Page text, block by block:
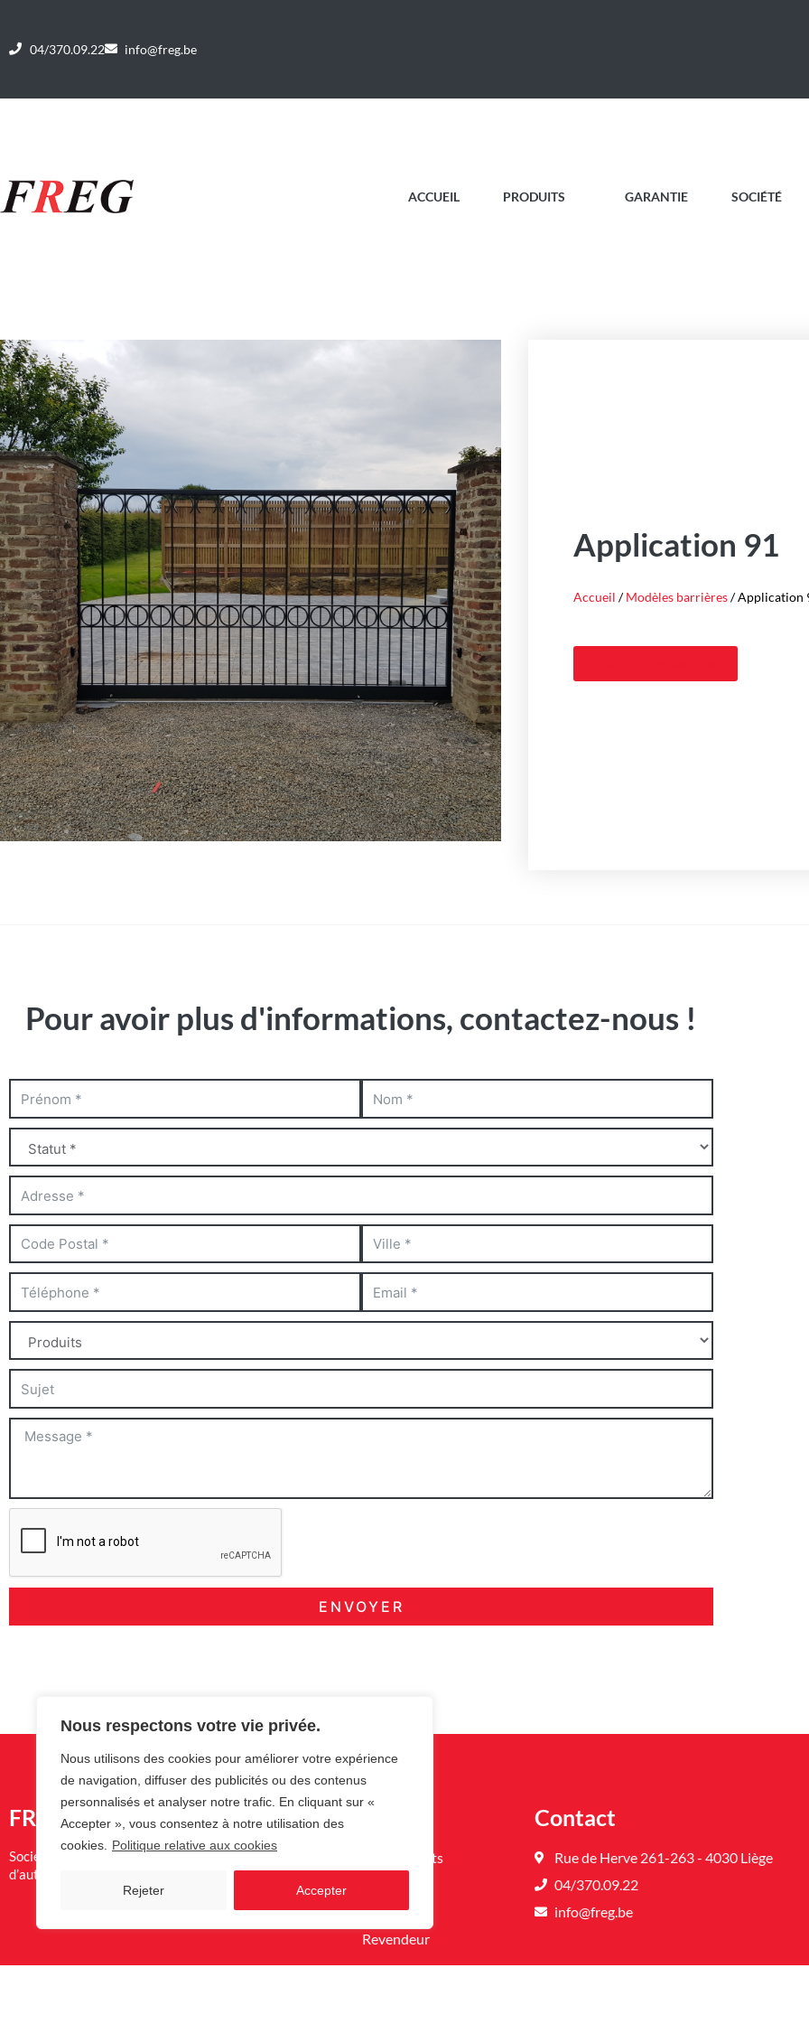
Nous respectons votre vie privée.
Nous utilisons des cookies pour améliorer votre expérience
de navigation, diffuser des publicités ou des contenus
personnalisés et analyser notre trafic. En cliquant sur «
Accepter », vous consentez à notre utilisation des
cookies.
Politique relative aux cookies
Rejeter Accepter
04/370.09.22 info@freg.be
ACCUEIL PRODUITS GARANTIE SOCIÉTÉ
Application 91
Accueil /Modèles barrières/ Application
Pour avoir plus d'informations, contactez-nous !
ENVOYER
FREG
Société de placement et de réparation de systèmes
d’automatisation des accès depuis 1988.
Nos produits
Société
Revendeur
Contact
Rue de Herve 261-263 - 4030 Liège
04/370.09.22
info@freg.be